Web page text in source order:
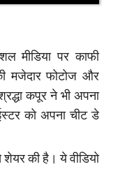
मीडिया पर काफी
मजेदार फोटोज और
कपूर ने भी अपना
को अपना चीट डे
शेयर की है। ये वीडियो